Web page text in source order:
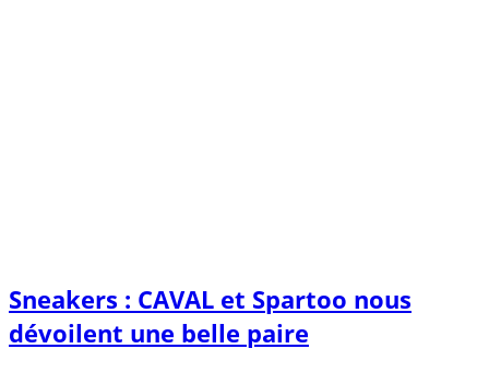
Sneakers : CAVAL et Spartoo nous
dévoilent une belle paire